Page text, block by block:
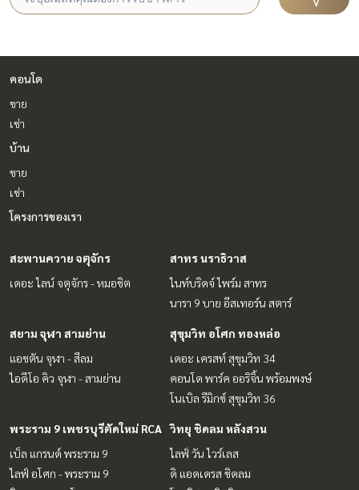
คอนโด
ขาย
เช่า
บ้าน
ขาย
เช่า
โครงการของเรา
สะพานควาย จตุจักร
เดอะ ไลน์ จตุจักร - หมอชิต
สาทร นราธิวาส
ไนท์บริดจ์ ไพร์ม สาทร
นารา 9 บาย อีสเทอร์น สตาร์
สยาม จุฬา สามย่าน
แอชตัน จุฬา - สีลม
ไอดีโอ คิว จุฬา - สามย่าน
สุขุมวิท อโศก ทองหล่อ
เดอะ เครสท์ สุขุมวิท 34
คอนโด พาร์ค ออริจิ้น พร้อมพงษ์
โนเบิล รีมิกซ์ สุขุมวิท 36
พระราม 9 เพชรบุรีตัดใหม่ RCA
เบ็ล แกรนด์ พระราม 9
ไลฟ์ อโศก - พระราม 9
วิทยุ ชิดลม หลังสวน
ไลฟ์ วัน ไวร์เลส
ดิ แอดเดรส ชิดลม